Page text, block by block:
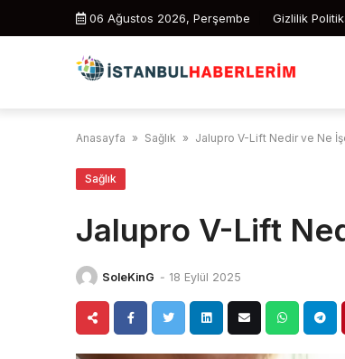
06 Ağustos 2026, Perşembe Gizlilik
Anasayfa » Sağlık » Jalupro V-Lift Nedir ve Ne
Sağlık
Jalupro V-Lift
SoleKinG - 18 Eylül 2025